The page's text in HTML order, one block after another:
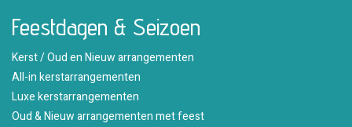
Feestdagen & Seizoen
Kerst / Oud en Nieuw arrangementen
All-in kerstarrangementen
Luxe kerstarrangementen
Oud & Nieuw arrangementen met feest